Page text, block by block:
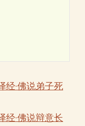
经·佛说弟子死
经·佛说辩意长